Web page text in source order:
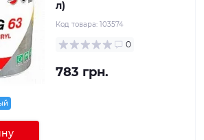
л)
Код товара: 103574
0
783 грн.